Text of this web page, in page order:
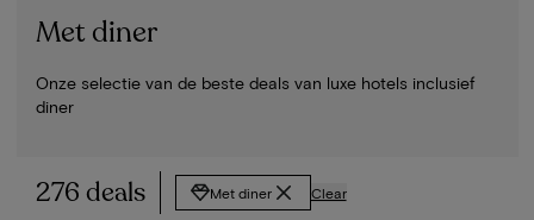
Met diner
Onze selectie van de beste deals van luxe hotels inclusief
diner
276 deals Met diner Clear